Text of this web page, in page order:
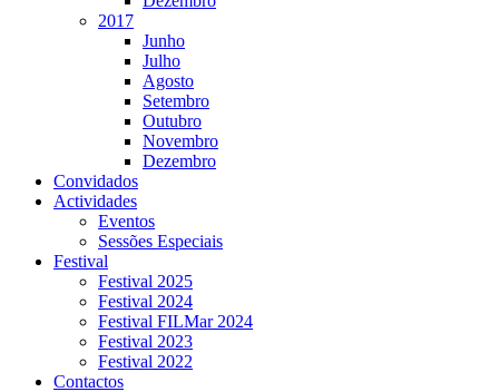
2017
Junho
Julho
Agosto
Setembro
Outubro
Novembro
Dezembro
Convidados
Actividades
Eventos
Sessões Especiais
Festival
Festival 2025
Festival 2024
Festival FILMar 2024
Festival 2023
Festival 2022
Contactos